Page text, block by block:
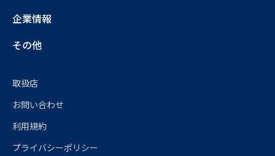
企業情報
その他
取扱店
お問い合わせ
利用規約
プライバシーポリシー